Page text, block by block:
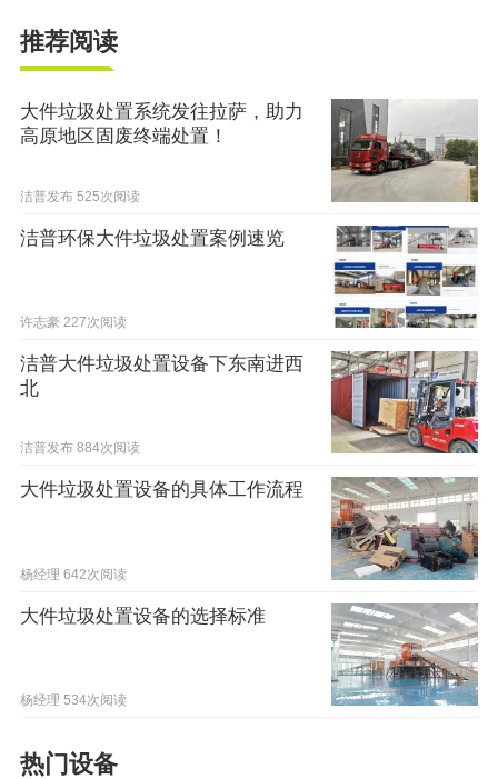
推荐阅读
大件垃圾处置系统发往拉萨，助力
高原地区固废终端处置！
洁普发布 525次阅读
洁普环保大件垃圾处置案例速览
许志豪 227次阅读
洁普大件垃圾处置设备下东南进西
北
洁普发布 884次阅读
大件垃圾处置设备的具体工作流程
杨经理 642次阅读
大件垃圾处置设备的选择标准
杨经理 534次阅读
热门设备